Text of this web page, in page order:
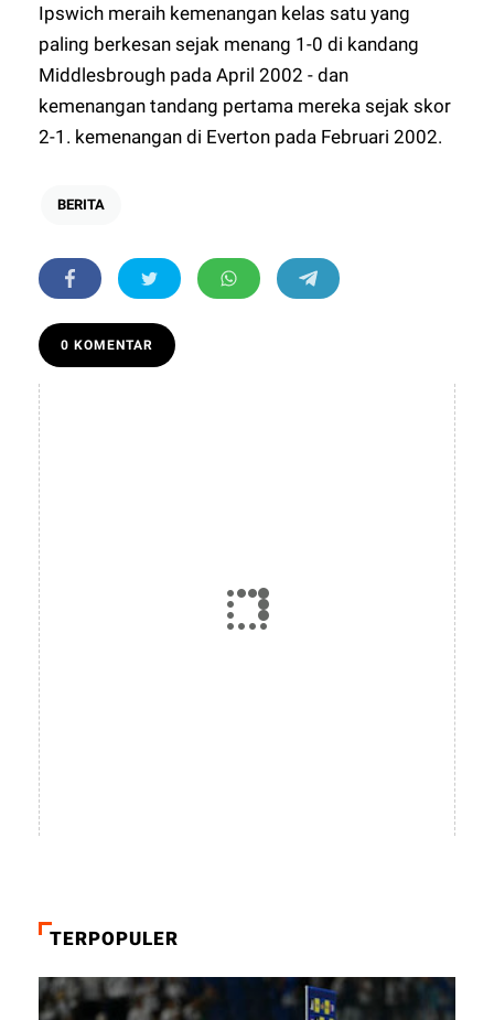
Ipswich meraih kemenangan kelas satu yang
paling berkesan sejak menang 1-0 di kandang
Middlesbrough pada April 2002 - dan
kemenangan tandang pertama mereka sejak skor
2-1. kemenangan di Everton pada Februari 2002.
BERITA
0 KOMENTAR
TERPOPULER